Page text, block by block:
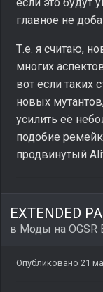
главное не
Т.е. я считаю,
многих
вот если таких
новых
усилить её
подобие
продвинутый
EXTENDED
в Моды на OGSR
Опубликовано 21